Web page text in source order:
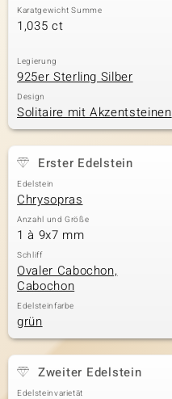
Karatgewicht Summe
1,035 ct
Legierung
925er Sterling Silber
Design
Solitaire mit Akzentsteinen
Erster Edelstein
Edelstein
Chrysopras
Anzahl und Größe
1 à 9x7 mm
Schliff
Ovaler Cabochon,
Cabochon
Edelsteinfarbe
grün
Zweiter Edelstein
Edelsteinvarietät